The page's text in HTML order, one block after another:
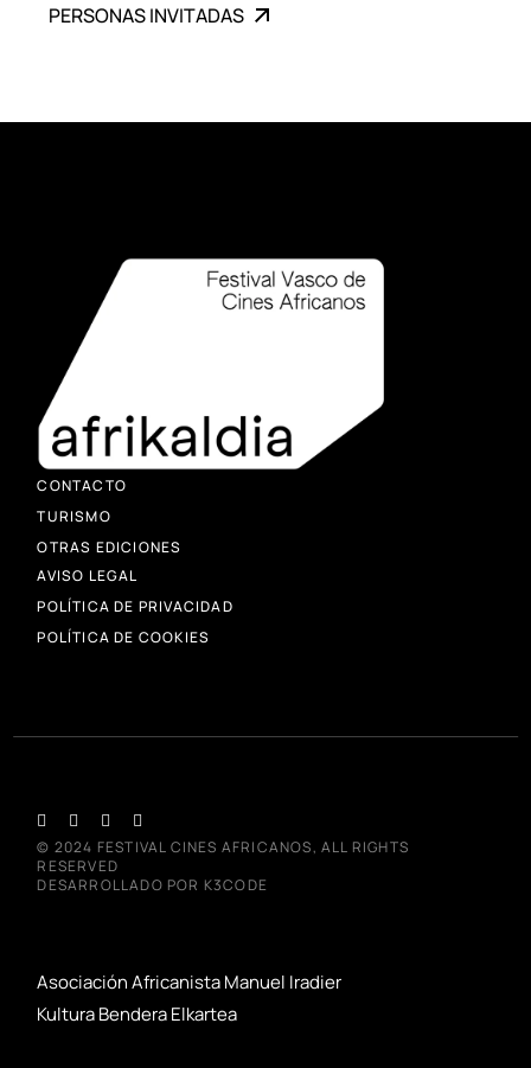
PERSONAS INVITADAS
CONTACTO
TURISMO
OTRAS EDICIONES
AVISO LEGAL
POLÍTICA DE PRIVACIDAD
POLÍTICA DE COOKIES
© 2024 FESTIVAL CINES AFRICANOS, ALL RIGHTS
RESERVED
DESARROLLADO POR K3CODE
Asociación Africanista Manuel Iradier
Kultura Bendera Elkartea